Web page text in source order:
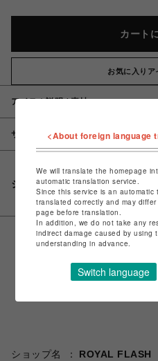
カート
お気に入りア
アイテム説明 / 素材
サイズ
シェアする
ショップ名
ROYAL FLASH
<About foreign language
We will translate the homepage
automatic translation service.
Since this service is an
translated correctly and may
page before translation.
In addition, we do not take any
indirect damage caused by using
understanding in advance.
Switch language